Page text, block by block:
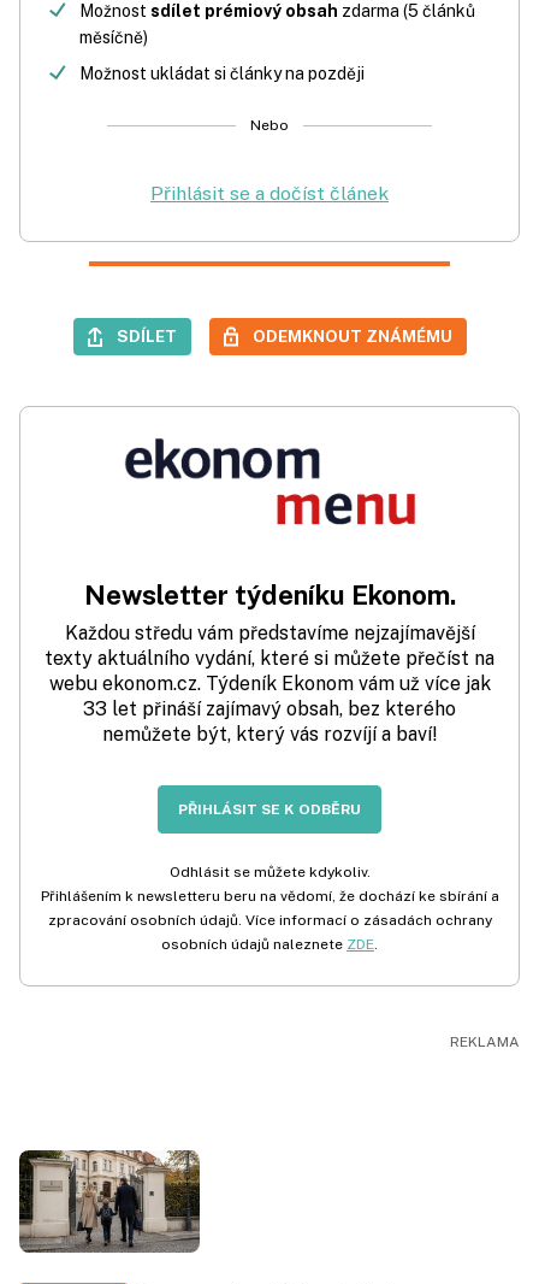
Možnost sdílet prémiový obsah zdarma (5 článků
měsíčně)
Možnost ukládat si články na později
Nebo
Přihlásit se a dočíst článek
SDÍLET ODEMKNOUT ZNÁMÉMU
Newsletter týdeníku Ekonom.
Každou středu vám představíme nejzajímavější
texty aktuálního vydání, které si můžete přečíst na
webu ekonom.cz. Týdeník Ekonom vám už více jak
33 let přináší zajímavý obsah, bez kterého
nemůžete být, který vás rozvíjí a baví!
PŘIHLÁSIT SE K ODBĚRU
Odhlásit se můžete kdykoliv.
Přihlášením k newsletteru beru na vědomí, že dochází ke sbírání a
zpracování osobních údajů. Více informací o zásadách ochrany
osobních údajů naleznete ZDE.